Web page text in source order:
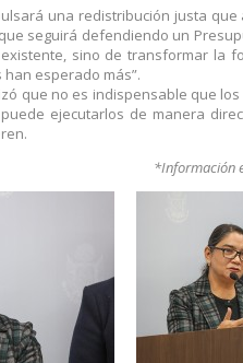
una redistribución justa
seguirá defendiendo un
sino de transformar la
esperado más”.
que no es indispensable que
ejecutarlos de manera
*Información